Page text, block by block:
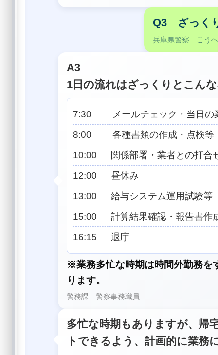
Q3 ざっく
兵庫県警察 こう
A3
1日の流れはざっくりとこん
7:30 メールチェック・当日の
8:00 各種書類の作成・点検等
10:00 関係部署・業者との打合
12:00 昼休み
13:00 給与システム運用試験等
15:00 計算結果確認・報告書作
16:15 退庁
※業務多忙な時期は時間外勤務を
ります。
警務課 警察事務職員
多忙な時期もありますが、帰
トできるよう、計画的に業務